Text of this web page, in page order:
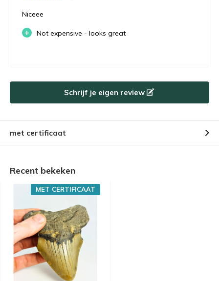
Niceee
+ Not expensive - looks great
Schrijf je eigen review
met certificaat
Recent bekeken
MET CERTIFICAAT